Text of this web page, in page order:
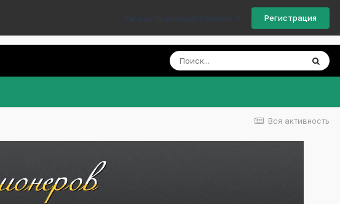
Уже есть аккаунт? Войти Регистрация
Вся активность